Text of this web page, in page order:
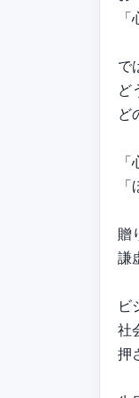
で
ど
ど
贈
謙
ビ
社
押